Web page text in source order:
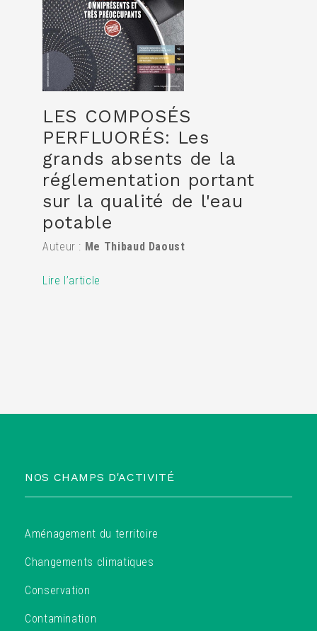
LES COMPOSÉS
PERFLUORÉS: Les
grands absents de la
réglementation portant
sur la qualité de l'eau
potable
Auteur : Me Thibaud Daoust
Lire l’article
NOS CHAMPS D'ACTIVITÉ
Aménagement du territoire
Changements climatiques
Conservation
Contamination